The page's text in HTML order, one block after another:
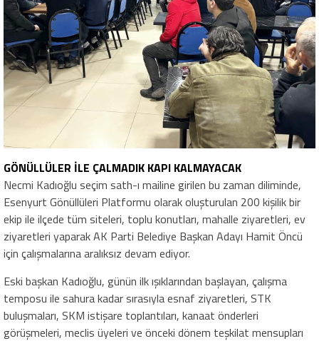
GÖNÜLLÜLER İLE ÇALMADIK KAPI KALMAYACAK
Necmi Kadıoğlu seçim sath-ı mailine girilen bu zaman diliminde,
Esenyurt Gönüllüleri Platformu olarak oluşturulan 200 kişilik bir
ekip ile ilçede tüm siteleri, toplu konutları, mahalle ziyaretleri, ev
ziyaretleri yaparak AK Parti Belediye Başkan Adayı Hamit Öncü
için çalışmalarına aralıksız devam ediyor.
Eski başkan Kadıoğlu, günün ilk ışıklarından başlayan, çalışma
temposu ile sahura kadar sırasıyla esnaf ziyaretleri, STK
buluşmaları, SKM istişare toplantıları, kanaat önderleri
görüşmeleri, meclis üyeleri ve önceki dönem teşkilat mensupları